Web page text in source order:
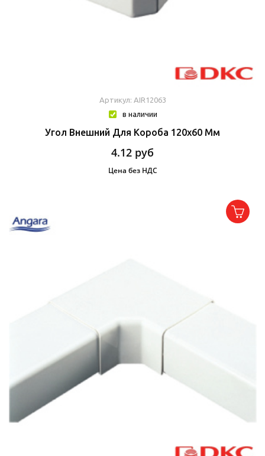
Артикул: AIR12063
в наличии
Угол Внешний Для Короба 120х60 Мм
4.12 руб
Цена без НДС